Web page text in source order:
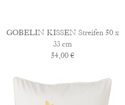
GOBELIN KISSEN Streifen 50 x
33 cm
54,00 €